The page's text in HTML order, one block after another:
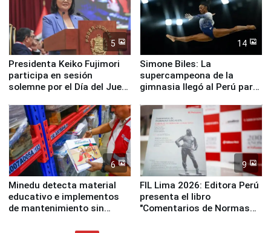
5
Presidenta Keiko Fujimori
participa en sesión
solemne por el Día del Juez
14
Simone Biles: La
supercampeona de la
gimnasia llegó al Perú para
Panamericanos Lima 2027
6
Minedu detecta material
educativo e implementos
de mantenimiento sin
9
FIL Lima 2026: Editora Perú
presenta el libro
"Comentarios de Normas